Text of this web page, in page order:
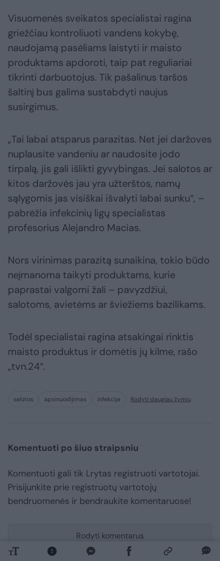
Visuomenės sveikatos specialistai ragina
griežčiau kontroliuoti vandens kokybę,
naudojamą pasėliams laistyti ir maisto
produktams apdoroti, taip pat reguliariai
tikrinti darbuotojus. Tik pašalinus taršos
šaltinį bus galima sustabdyti naujus
susirgimus.
„Tai labai atsparus parazitas. Net jei daržoves
nuplausite vandeniu ar naudosite jodo
tirpalą, jis gali išlikti gyvybingas. Jei salotos ar
kitos daržovės jau yra užterštos, namų
sąlygomis jas visiškai išvalyti labai sunku“, –
pabrėžia infekcinių ligų specialistas
profesorius Alejandro Macias.
Nors virinimas parazitą sunaikina, tokio būdo
neįmanoma taikyti produktams, kurie
paprastai valgomi žali – pavyzdžiui,
salotoms, avietėms ar šviežiems bazilikams.
Todėl specialistai ragina atsakingai rinktis
maisto produktus ir domėtis jų kilme, rašo
„tvn.24“.
salotos apsinuodijimas infekcija Rodyti daugiau žymių
Komentuoti po šiuo straipsniu
Komentuoti gali tik Lrytas registruoti vartotojai.
Prisijunkite prie registruotų vartotojų
bendruomenės ir bendraukite komentaruose!
Rodyti komentarus